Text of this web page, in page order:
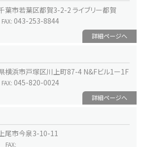
市若葉区都賀3-2-2 ライブリー都賀
FAX: 043-253-8844
詳細ページへ
横浜市戸塚区川上町87-4 N&Fビル1ー1F
FAX: 045-820-0024
詳細ページへ
尾市今泉3-10-11
FAX: